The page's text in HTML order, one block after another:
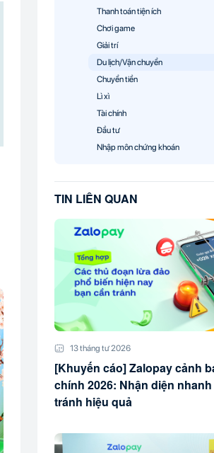
Thanh toán tiện ích
Chơi game
Giải trí
Du lịch/Vận chuyển
Chuyển tiền
Lì xì
Tài chính
Đầu tư
Nhập môn chứng khoán
TIN LIÊN QUAN
13 tháng tư 2026
[Khuyến cáo] Zalopay cảnh
chính 2026: Nhận diện
tránh hiệu quả